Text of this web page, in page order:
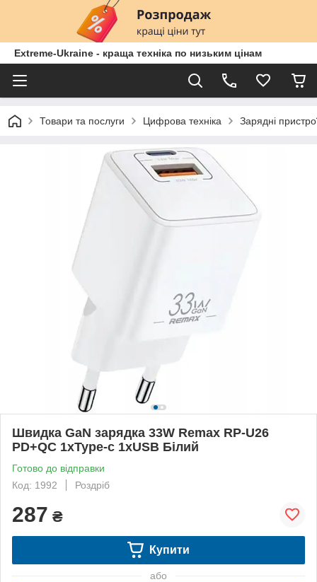
Extreme-Ukraine - краща техніка по низьким цінам
Товари та послуги Цифрова техніка Зарядні
Швидка GaN зарядка 33W Remax RP-U26
PD+QC 1xType-c 1xUSB Білий
Готово до відправки
Код: 1992
Роздріб
287 ₴
Купити
або